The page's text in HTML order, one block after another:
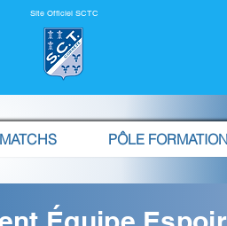
Site Officiel SCTC
PÔLE FORMATION